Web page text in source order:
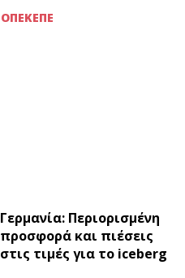
ΟΠΕΚΕΠΕ
Γερμανία: Περιορισμένη
προσφορά και πιέσεις
στις τιμές για το iceberg